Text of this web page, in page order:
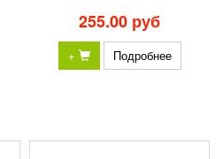
255.00 руб
+ Подробнее